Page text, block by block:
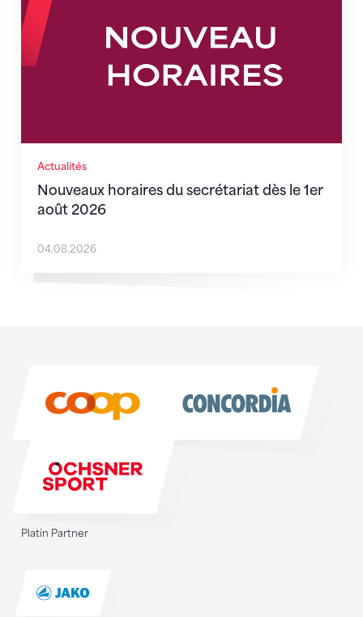
Actualités
Nouveaux horaires du secrétariat dès le 1er
août 2026
04.08.2026
Platin Partner